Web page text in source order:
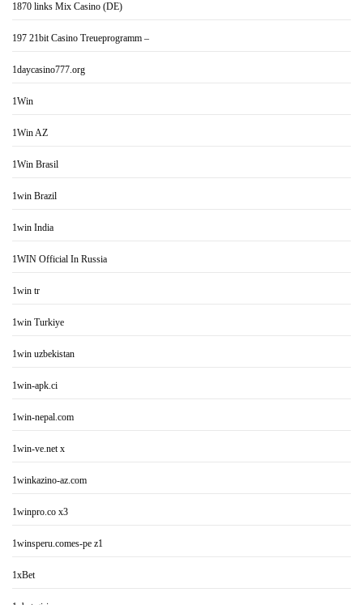
1870 links Mix Casino (DE)
197 21bit Casino Treueprogramm –
1daycasino777.org
1Win
1Win AZ
1Win Brasil
1win Brazil
1win India
1WIN Official In Russia
1win tr
1win Turkiye
1win uzbekistan
1win-apk.ci
1win-nepal.com
1win-ve.net x
1winkazino-az.com
1winpro.co x3
1winsperu.comes-pe z1
1xBet